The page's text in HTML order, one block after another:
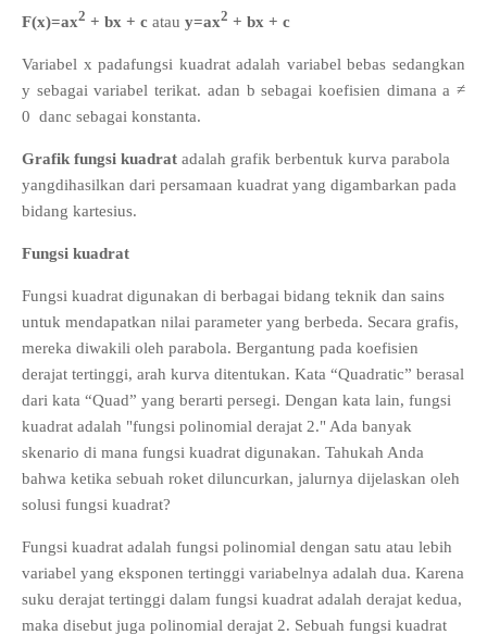
F(x)=ax2 + bx + c atau y=ax2 + bx + c
Variabel x padafungsi kuadrat adalah variabel bebas sedangkan
y sebagai variabel terikat. adan b sebagai koefisien dimana a ≠
0 danc sebagai konstanta.
Grafik fungsi kuadrat adalah grafik berbentuk kurva parabola
yangdihasilkan dari persamaan kuadrat yang digambarkan pada
bidang kartesius.
Fungsi kuadrat
Fungsi kuadrat digunakan di berbagai bidang teknik dan sains
untuk mendapatkan nilai parameter yang berbeda. Secara grafis,
mereka diwakili oleh parabola. Bergantung pada koefisien
derajat tertinggi, arah kurva ditentukan. Kata “Quadratic” berasal
dari kata “Quad” yang berarti persegi. Dengan kata lain, fungsi
kuadrat adalah "fungsi polinomial derajat 2." Ada banyak
skenario di mana fungsi kuadrat digunakan. Tahukah Anda
bahwa ketika sebuah roket diluncurkan, jalurnya dijelaskan oleh
solusi fungsi kuadrat?
Fungsi kuadrat adalah fungsi polinomial dengan satu atau lebih
variabel yang eksponen tertinggi variabelnya adalah dua. Karena
suku derajat tertinggi dalam fungsi kuadrat adalah derajat kedua,
maka disebut juga polinomial derajat 2. Sebuah fungsi kuadrat